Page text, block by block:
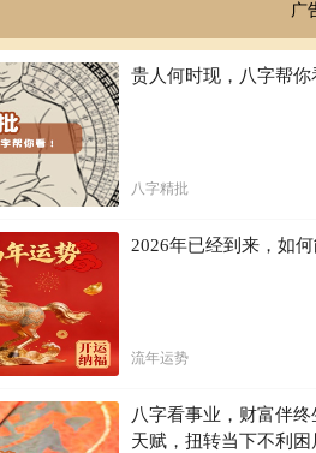
广
贵人何时现，八字帮你
八字精批
2026年已经到来，如
流年运势
八字看事业，财富伴
天赋，扭转当下不利困